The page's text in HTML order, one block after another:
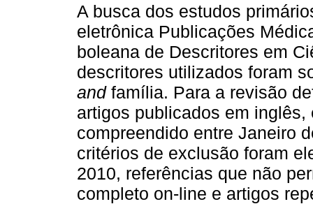
A busca dos estudos
eletrônica Publicações
boleana de Descritores em
descritores utilizados foram
andfamília. Para a revisão
artigos publicados em
compreendido entre Janeiro
critérios de exclusão foram
2010, referências que não
completo on-line e artigos